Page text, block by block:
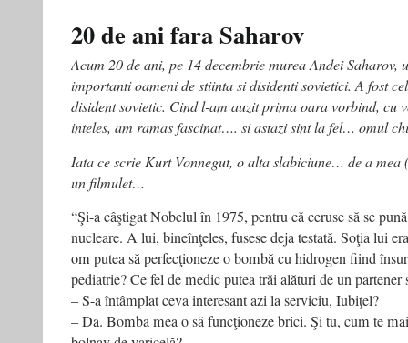
20 de ani fara Saharov
Acum 20 de ani, pe 14 decembrie murea Andei Saharov,
importanti oameni de stiinta si disidenti sovietici. A fost
disident sovietic. Cind l-am auzit prima oara vorbind, cu
inteles, am ramas fascinat…. si astazi sint la fel… omul
Iata ce scrie Kurt Vonnegut, o alta slabiciune… de a
un filmulet…
“Şi-a câştigat Nobelul în 1975, pentru că ceruse să se
nucleare. A lui, bineînţeles, fusese deja testată. Soţia lui
om putea să perfecţioneze o bombă cu hidrogen fiind
pediatrie? Ce fel de medic putea trăi alături de un partener
– S-a întâmplat ceva interesant azi la serviciu, Iubiţel?
– Da. Bomba mea o să funcţioneze brici. Şi tu, cum te